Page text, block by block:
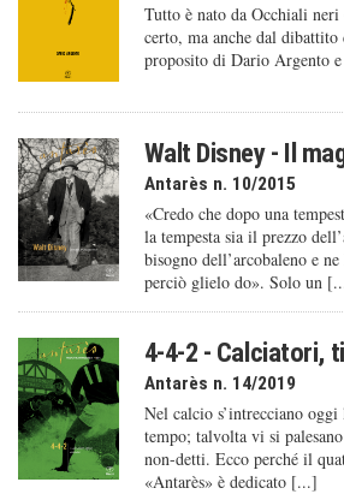
Tutto è nato da Occhiali
certo, ma anche dal
proposito di Dario Argento
Walt Disney - Il
Antarès n. 10/2015
«Credo che dopo una
la tempesta sia il prezzo
bisogno dell’arcobaleno e
perciò glielo do». Solo un
4-4-2 - Calciatori,
Antarès n. 14/2019
Nel calcio s’intrecciano
tempo; talvolta vi si
non-detti. Ecco perché il
«Antarès» è dedicato [...]